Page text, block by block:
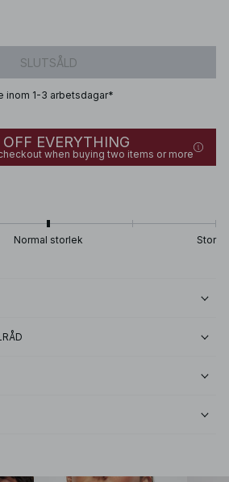
SLUTSÅLD
inom 1-3 arbetsdagar*
EVERYTHING
when buying two items or more
Normal storlek Stor